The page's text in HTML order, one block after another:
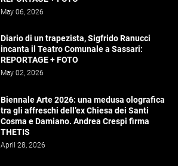
May 06, 2026
Diario di un trapezista, Sigfrido Ranucci
incanta il Teatro Comunale a Sassari:
REPORTAGE + FOTO
May 02, 2026
Biennale Arte 2026: una medusa olografica
tra gli affreschi dell’ex Chiesa dei Santi
Cosma e Damiano. Andrea Crespi firma
THETIS
April 28, 2026